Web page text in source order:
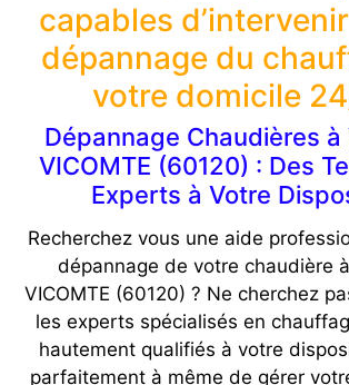
capables
dépannage du
votre domicile
Dépannage Chaudières à
VICOMTE (60120) : Des
Experts à Votre
Recherchez vous une aide
dépannage de votre chaudière
VICOMTE (60120) ? Ne cherchez
les experts spécialisés en
hautement qualifiés à votre
parfaitement à même de gérer